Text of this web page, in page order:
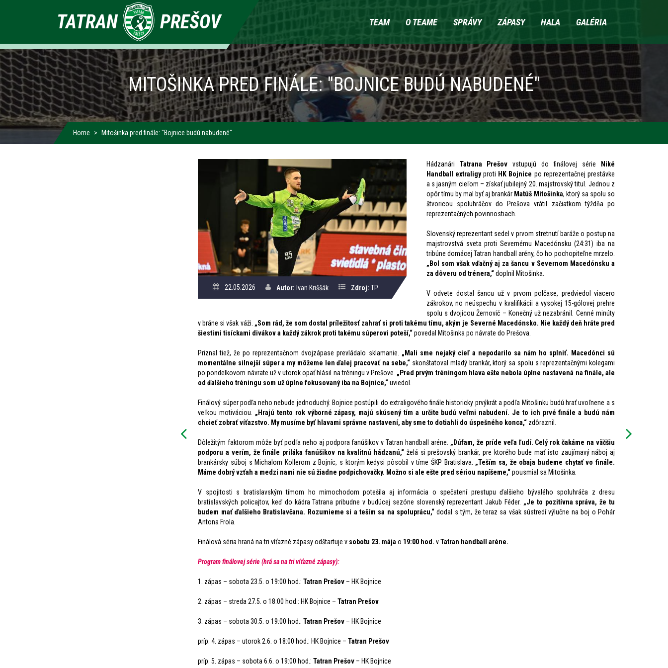
TATRAN PREŠOV
Primárne
odkazy
TEAM O TEAME SPRÁVY ZÁPASY HALA GALÉRIA
MITOŠINKA PRED FINÁLE: "BOJNICE BUDÚ NABUDENÉ"
Home Mitošinka pred finále: "Bojnice budú nabudené"
22.05.2026 Autor: Ivan Kriššák Zdroj: TP
Hádzanári Tatrana Prešov vstupujú do finálovej série
Niké
Handball extraligyproti HK Bojnice po reprezentačnej prestávke
a s jasným cieľom – získať jubilejný 20. majstrovský titul. Jednou z
opôr tímu by mal byť aj brankár Matúš Mitošinka, ktorý sa spolu so
štvoricou spoluhráčov do Prešova vrátil začiatkom týždňa po
reprezentačných povinnostiach.
Slovenský reprezentant sedel v prvom stretnutí baráže o postup na
majstrovstvá sveta proti Severnému Macedónsku (24:31) iba na
tribúne domácej Tatran handball arény, čo ho pochopiteľne mrzelo.
„Bol som však vďačný aj za šancu v Severnom Macedónsku a
za dôveru od trénera,“doplnil Mitošinka.
V odvete dostal šancu už v prvom polčase, predviedol viacero
zákrokov, no neúspechu v kvalifikácii a vysokej 15-gólovej prehre
spolu s dvojicou Žernovič – Konečný už nezabránil. Cenné minúty
v bráne si však váži. „Som rád, že som dostal príležitosť zahrať si proti takému tímu, akým je Severné Macedónsko. Nie každý deň hráte pred
šiestimi tisíckami divákov a každý zákrok proti takému súperovi poteší,“povedal Mitošinka po návrate do Prešova.
Priznal tiež, že po reprezentačnom dvojzápase prevládalo sklamanie. „Mali sme nejaký cieľ a nepodarilo sa nám ho splniť. Macedónci sú
momentálne silnejší súper a my môžeme len ďalej pracovať na sebe,“ skonštatoval mladý brankár, ktorý sa spolu s reprezentačnými kolegami
po pondelkovom návrate už v utorok opäť hlásil na tréningu v Prešove. „Pred prvým tréningom hlava ešte nebola úplne nastavená na finále, ale
od ďalšieho tréningu som už úplne fokusovaný iba na Bojnice,“uviedol.
Finálový súper podľa neho nebude jednoduchý. Bojnice postúpili do extraligového finále historicky prvýkrát a podľa Mitošinku budú hrať uvoľnene a s
veľkou motiváciou. „Hrajú tento rok výborné zápasy, majú skúsený tím a určite budú veľmi nabudení. Je to ich prvé finále a budú nám
chcieť zobrať víťazstvo. My musíme byť hlavami správne nastavení, aby sme to dotiahli do úspešného konca,“ zdôraznil.
Dôležitým faktorom môže byť podľa neho aj podpora fanúšikov v Tatran handball aréne. „Dúfam, že príde veľa ľudí. Celý rok čakáme na väčšiu
podporu a verím, že finále priláka fanúšikov na kvalitnú hádzanú,“ želá si prešovský brankár, pre ktorého bude mať isto zaujímavý náboj aj
brankársky súboj s Michalom Kollerom z Bojníc, s ktorým kedysi pôsobil v tíme ŠKP Bratislava. „Teším sa, že obaja budeme chytať vo finále.
Máme dobrý vzťah a medzi nami nie sú žiadne podpichovačky. Možno si ale ešte pred sériou napíšeme,“pousmial sa Mitošinka.
V spojitosti s bratislavským tímom ho mimochodom potešila aj informácia o spečatení prestupu ďalšieho bývalého spoluhráča z dresu
bratislavských policajtov, keď do kádra Tatrana pribudne v budúcej sezóne slovenský reprezentant Jakub Féder. „Je to pozitívna správa, že tu
budem mať ďalšieho Bratislavčana. Rozumieme si a teším sa na spoluprácu,“ dodal s tým, že teraz sa však sústredí výlučne na boj o Pohár
Antona Frola.
Finálová séria hraná na tri víťazné zápasy odštartuje v sobotu 23. mája o 19:00 hod. vTatran handball aréne.
Program finálovej série (hrá sa na tri víťazné zápasy):
1. zápas – sobota 23.5. o 19:00 hod.:Tatran Prešov – HK Bojnice
2. zápas – streda 27.5. o 18:00 hod.: HK Bojnice –Tatran Prešov
3. zápas – sobota 30.5. o 19:00 hod.:Tatran Prešov – HK Bojnice
príp. 4. zápas – utorok 2.6. o 18:00 hod.: HK Bojnice –Tatran Prešov
príp. 5. zápas – sobota 6.6. o 19:00 hod.:Tatran Prešov – HK Bojnice